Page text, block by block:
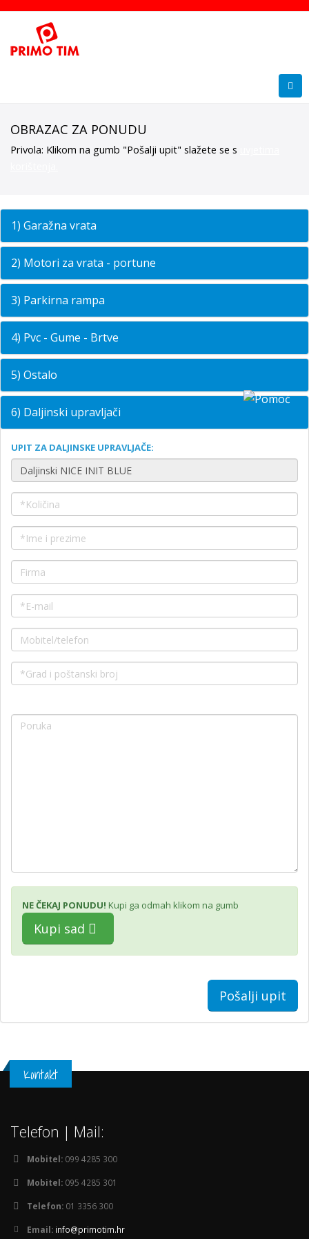
OBRAZAC ZA PONUDU
Privola: Klikom na gumb "Pošalji upit" slažete se s
1) Garažna vrata
2) Motori za vrata - portune
3) Parkirna rampa
4) Pvc - Gume - Brtve
5) Ostalo
6) Daljinski upravljači
UPIT ZA DALJINSKE UPRAVLJAČE:
NE ČEKAJ PONUDU! Kupi ga odmah klikom na gumb
Kupi sad
Pošalji upit
Kontakt
Telefon | Mail:
Mobitel: 099 4285 300
Mobitel: 095 4285 301
Telefon: 01 3356 300
Email: info@primotim.hr